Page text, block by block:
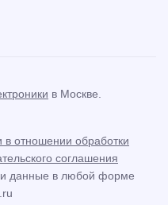
в отношении обработки
соглашения
данные в любой форме
в Москве.